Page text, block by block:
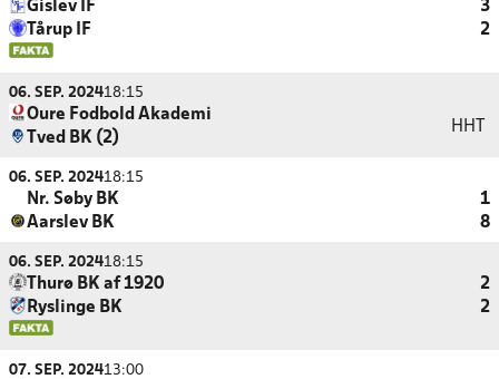
Gislev IF
3
Tårup IF
2
06. SEP. 202418:15
Oure Fodbold Akademi
Tved BK (2)
HHT
06. SEP. 202418:15
Nr. Søby BK
1
Aarslev BK
8
06. SEP. 202418:15
Thurø BK af 1920
2
Ryslinge BK
2
07. SEP. 202413:00